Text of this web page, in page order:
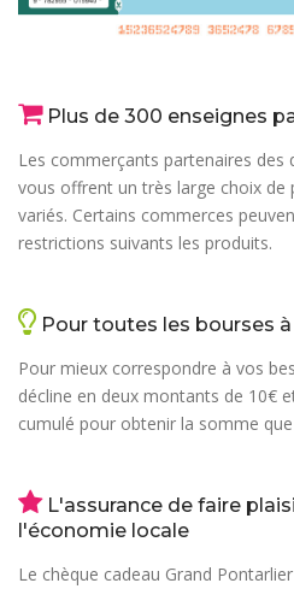
Plus de 300 enseignes
Les commerçants partenaires des
vous offrent un très large choix de
variés. Certains commerces
restrictions suivants les produits.
Pour toutes les bourses
Pour mieux correspondre à vos
décline en deux montants de 10€
cumulé pour obtenir la somme
L'assurance de faire
l'économie locale
Le chèque cadeau Grand